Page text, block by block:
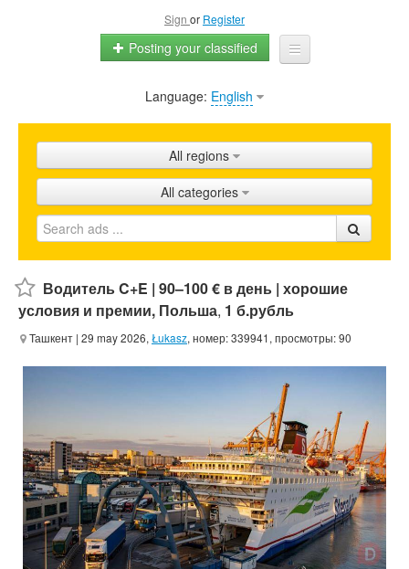
Sign or Register
Posting your classified
Home
Shops
Promotion
FAQ
Blog
Language: English
All regions
All categories
Водитель C+E | 90–100 € в день | хорошие
условия и премии, Польша, 1 б.рубль
Ташкент | 29 may 2026, Łukasz, номер: 339941, просмотры: 90